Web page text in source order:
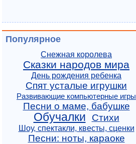
Популярное
Снежная королева
Сказки народов мира
День рождения ребенка
Спят усталые игрушки
Развивающие компьютерные игры
Песни о маме, бабушке
Обучалки Стихи
Шоу, спектакли, квесты, сценки
Песни: ноты, караоке